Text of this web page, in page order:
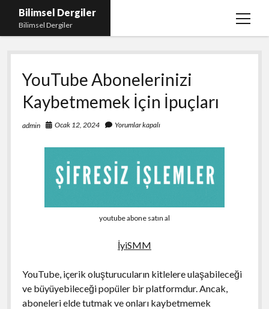
Bilimsel Dergiler
Bilimsel Dergiler
menüyü
Liste
Sayfa Listesi
Spotify Takipçi Çoğaltma
Tiktok Izlenme Arttırma Ücretsiz
YouTube Abonelerinizi
Kaybetmemek İçin İpuçları
admin Ocak 12, 2024 Yorumlar kapalı
youtube abone satın al
İyiSMM
YouTube, içerik oluşturucuların kitlelere ulaşabileceği
ve büyüyebileceği popüler bir platformdur. Ancak,
aboneleri elde tutmak ve onları kaybetmemek